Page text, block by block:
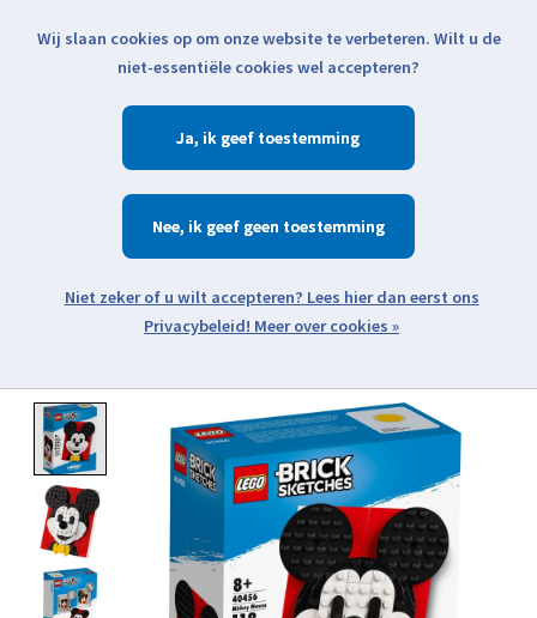
Klik voor actuele verzendinformatie...
Verlanglijst
Zoeken
Open webshop menu
Product image slideshow Items
Wij slaan cookies op om onze website te verbeteren. Wilt u de
niet-essentiële cookies wel accepteren?
Ja
Nee
Meer over cookies »